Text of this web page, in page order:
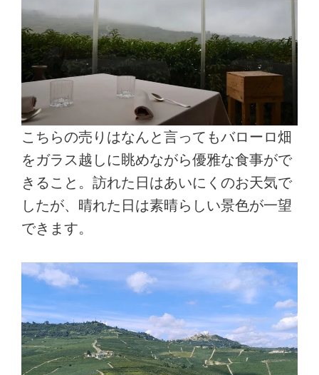
こちらの売りはなんと言ってもバローロ畑
をガラス越しに眺めながら優雅な食事がで
きること。訪れた日はあいにくのお天気で
したが、晴れた日は素晴らしい景色が一望
できます。